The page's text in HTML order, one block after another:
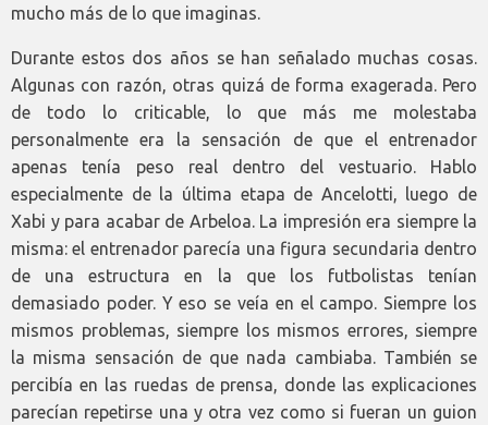
mucho más de lo que imaginas.
Durante estos dos años se han señalado muchas cosas.
Algunas con razón, otras quizá de forma exagerada. Pero
de todo lo criticable, lo que más me molestaba
personalmente era la sensación de que el entrenador
apenas tenía peso real dentro del vestuario. Hablo
especialmente de la última etapa de Ancelotti, luego de
Xabi y para acabar de Arbeloa. La impresión era siempre la
misma: el entrenador parecía una figura secundaria dentro
de una estructura en la que los futbolistas tenían
demasiado poder. Y eso se veía en el campo. Siempre los
mismos problemas, siempre los mismos errores, siempre
la misma sensación de que nada cambiaba. También se
percibía en las ruedas de prensa, donde las explicaciones
parecían repetirse una y otra vez como si fueran un guion